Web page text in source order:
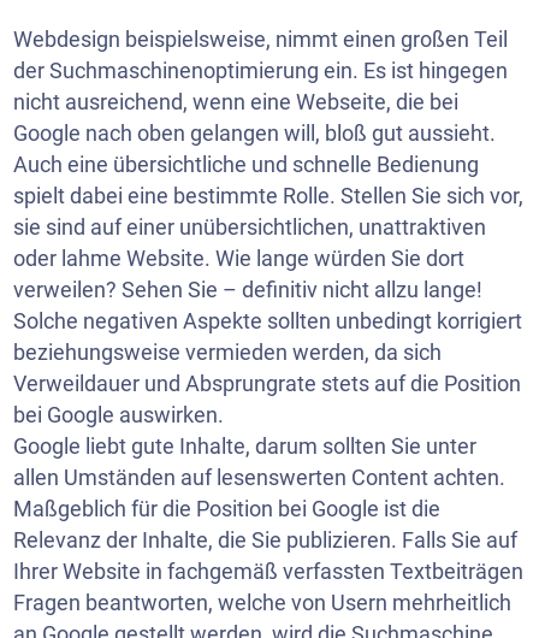
Webdesign beispielsweise, nimmt einen großen Teil
der Suchmaschinenoptimierung ein. Es ist hingegen
nicht ausreichend, wenn eine Webseite, die bei
Google nach oben gelangen will, bloß gut aussieht.
Auch eine übersichtliche und schnelle Bedienung
spielt dabei eine bestimmte Rolle. Stellen Sie sich vor,
sie sind auf einer unübersichtlichen, unattraktiven
oder lahme Website. Wie lange würden Sie dort
verweilen? Sehen Sie – definitiv nicht allzu lange!
Solche negativen Aspekte sollten unbedingt korrigiert
beziehungsweise vermieden werden, da sich
Verweildauer und Absprungrate stets auf die Position
bei Google auswirken.
Google liebt gute Inhalte, darum sollten Sie unter
allen Umständen auf lesenswerten Content achten.
Maßgeblich für die Position bei Google ist die
Relevanz der Inhalte, die Sie publizieren. Falls Sie auf
Ihrer Website in fachgemäß verfassten Textbeiträgen
Fragen beantworten, welche von Usern mehrheitlich